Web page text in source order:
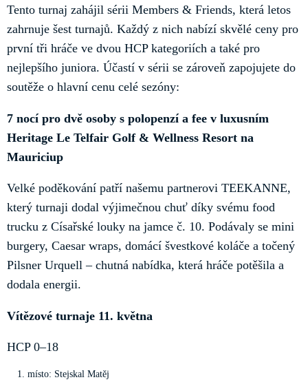
Tento turnaj zahájil sérii Members & Friends, která letos
zahrnuje šest turnajů. Každý z nich nabízí skvělé ceny pro
první tři hráče ve dvou HCP kategoriích a také pro
nejlepšího juniora. Účastí v sérii se zároveň zapojujete do
soutěže o hlavní cenu celé sezóny:
7 nocí pro dvě osoby s polopenzí a fee v luxusním
Heritage Le Telfair Golf & Wellness Resort na
Mauriciup
Velké poděkování patří našemu partnerovi TEEKANNE,
který turnaji dodal výjimečnou chuť díky svému food
trucku z Císařské louky na jamce č. 10. Podávaly se mini
burgery, Caesar wraps, domácí švestkové koláče a točený
Pilsner Urquell – chutná nabídka, která hráče potěšila a
dodala energii.
Vítězové turnaje 11. května
HCP 0–18
místo: Stejskal Matěj